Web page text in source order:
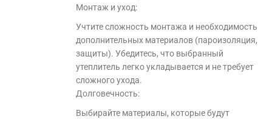
Монтаж и уход:
Учтите сложность монтажа и необходимость
дополнительных материалов (пароизоляция,
защиты). Убедитесь, что выбранный
утеплитель легко укладывается и не требует
сложного ухода.
Долговечность:
Выбирайте материалы, которые будут